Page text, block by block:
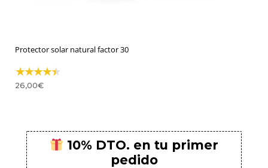
Protector solar natural factor 30
26,00€
10% DTO. en tu primer
pedido
10% DTO